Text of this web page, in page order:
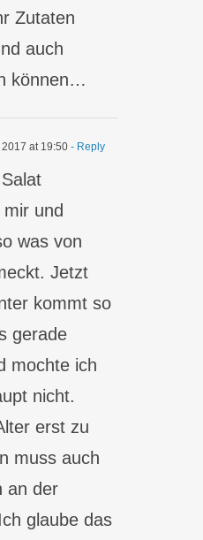
Zutaten
auch
können…
at 19:50 - Reply
und
was von
Jetzt
kommt so
gerade
mochte ich
nicht.
erst zu
muss auch
an der
glaube das